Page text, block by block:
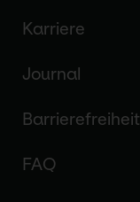
Karriere
Journal
Barrierefreiheit
FAQ